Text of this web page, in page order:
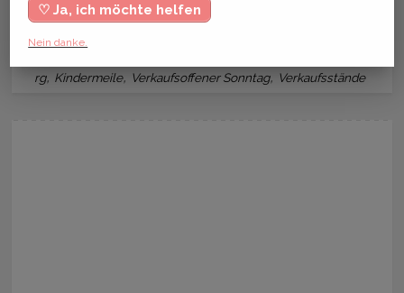
Aktionen
rg, Kindermeile, Verkaufsoffener Sonntag, Verkaufsstände
♡ Ja, ich möchte helfen
Nein danke.